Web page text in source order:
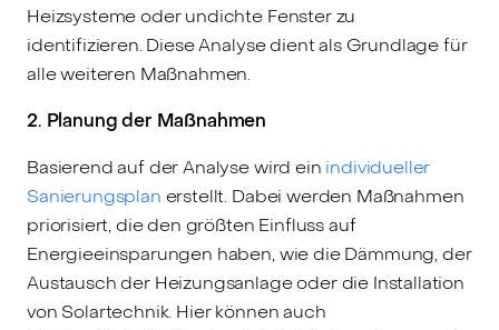
Heizsysteme oder undichte Fenster zu
identifizieren. Diese Analyse dient als Grundlage für
alle weiteren Maßnahmen.
2. Planung der Maßnahmen
Basierend auf der Analyse wird ein individueller
Sanierungsplan erstellt. Dabei werden Maßnahmen
priorisiert, die den größten Einfluss auf
Energieeinsparungen haben, wie die Dämmung, der
Austausch der Heizungsanlage oder die Installation
von Solartechnik. Hier können auch